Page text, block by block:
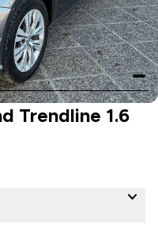
Trendline 1.6
expand_more